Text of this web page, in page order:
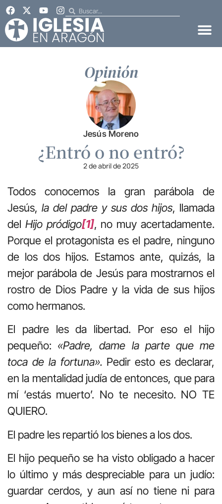
Opinión
Jesús Moreno
¿Entró o no entró?
2 de abril de 2025
Todos conocemos la gran parábola de
Jesús, la del padre y sus dos hijos, llamada
del Hijo pródigo[1], no muy acertadamente.
Porque el protagonista es el padre, ninguno
de los dos hijos. Estamos ante, quizás, la
mejor parábola de Jesús para mostrarnos el
rostro de Dios Padre y la vida de sus hijos
como hermanos.
El padre les da libertad. Por eso el hijo
pequeño: «Padre, dame la parte que me
toca de la fortuna». Pedir esto es declarar,
en la mentalidad judía de entonces, que para
mí ‘estás muerto’. No te necesito. NO TE
QUIERO.
El padre les repartió los bienes a los dos.
El hijo pequeño se ha visto obligado a hacer
lo último y más despreciable para un judío:
guardar cerdos, y aun así no tiene ni para